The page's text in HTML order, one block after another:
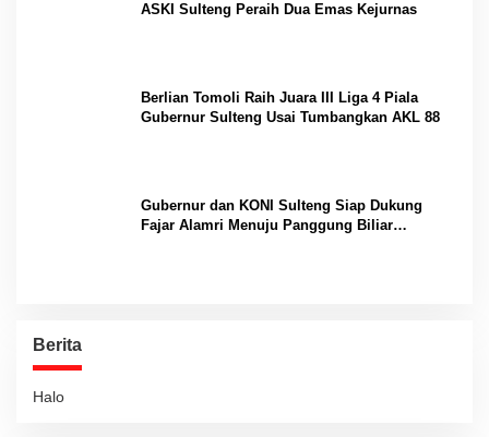
ASKI Sulteng Peraih Dua Emas Kejurnas
Berlian Tomoli Raih Juara III Liga 4 Piala
Gubernur Sulteng Usai Tumbangkan AKL 88
Gubernur dan KONI Sulteng Siap Dukung
Fajar Alamri Menuju Panggung Biliar
Berita
Halo